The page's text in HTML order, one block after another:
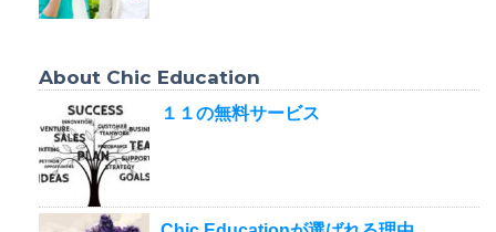
About Chic Education
１１の無料サービス